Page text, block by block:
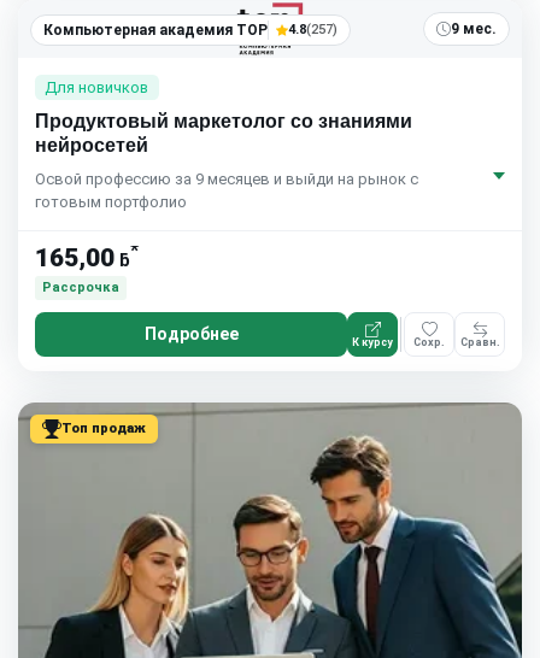
Компьютерная академия TOP 4.8(257) 9 мес.
Для новичков
Продуктовый маркетолог со знаниями
нейросетей
Освой профессию за 9 месяцев и выйди на рынок с
готовым портфолио
165,00 ƃ*
Рассрочка
Подробнее К курсу Сохр. Сравн.
Топ продаж